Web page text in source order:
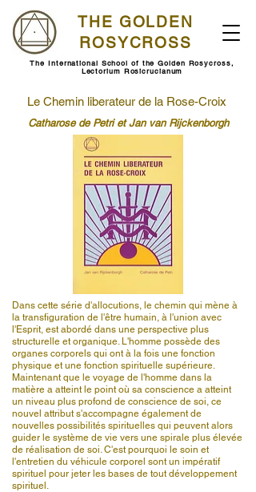
THE GOLDEN
ROSYCROSS
The International School of the Golden Rosycross,
Lectorium Rosicrucianum
Le Chemin liberateur de la Rose-Croix
Catharose de Petri et Jan van Rijckenborgh
Dans cette série d'allocutions, le chemin qui mène à
la transfiguration de l'être humain, à l'union avec
l'Esprit, est abordé dans une perspective plus
structurelle et organique. L'homme possède des
organes corporels qui ont à la fois une fonction
physique et une fonction spirituelle supérieure.
Maintenant que le voyage de l'homme dans la
matière a atteint le point où sa conscience a atteint
un niveau plus profond de conscience de soi, ce
nouvel attribut s'accompagne également de
nouvelles possibilités spirituelles qui peuvent alors
guider le système de vie vers une spirale plus élevée
de réalisation de soi. C'est pourquoi le soin et
l'entretien du véhicule corporel sont un impératif
spirituel pour jeter les bases de tout développement
spirituel.